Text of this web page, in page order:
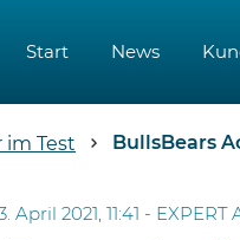
Start News
im Test BullsBears
April 2021, 11:41 - EXPERT